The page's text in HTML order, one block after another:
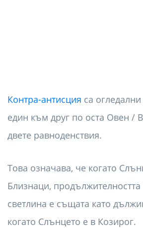
Контра-антисция са
един към друг по оста Овен /
двете равноденствия.
Това означава, че когато
Близнаци, продължителността
светлина е същата като
когато Слънцето е в Козирог.